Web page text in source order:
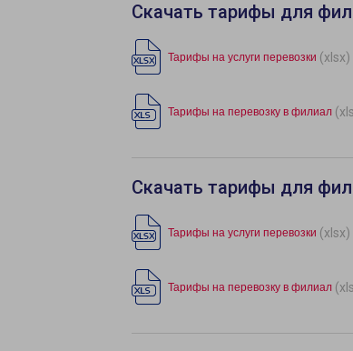
Скачать тарифы для
Тарифы на услуги перевозки (xlsx)
Тарифы на перевозку в филиал
Скачать тарифы для
Тарифы на услуги перевозки (xlsx)
Тарифы на перевозку в филиал